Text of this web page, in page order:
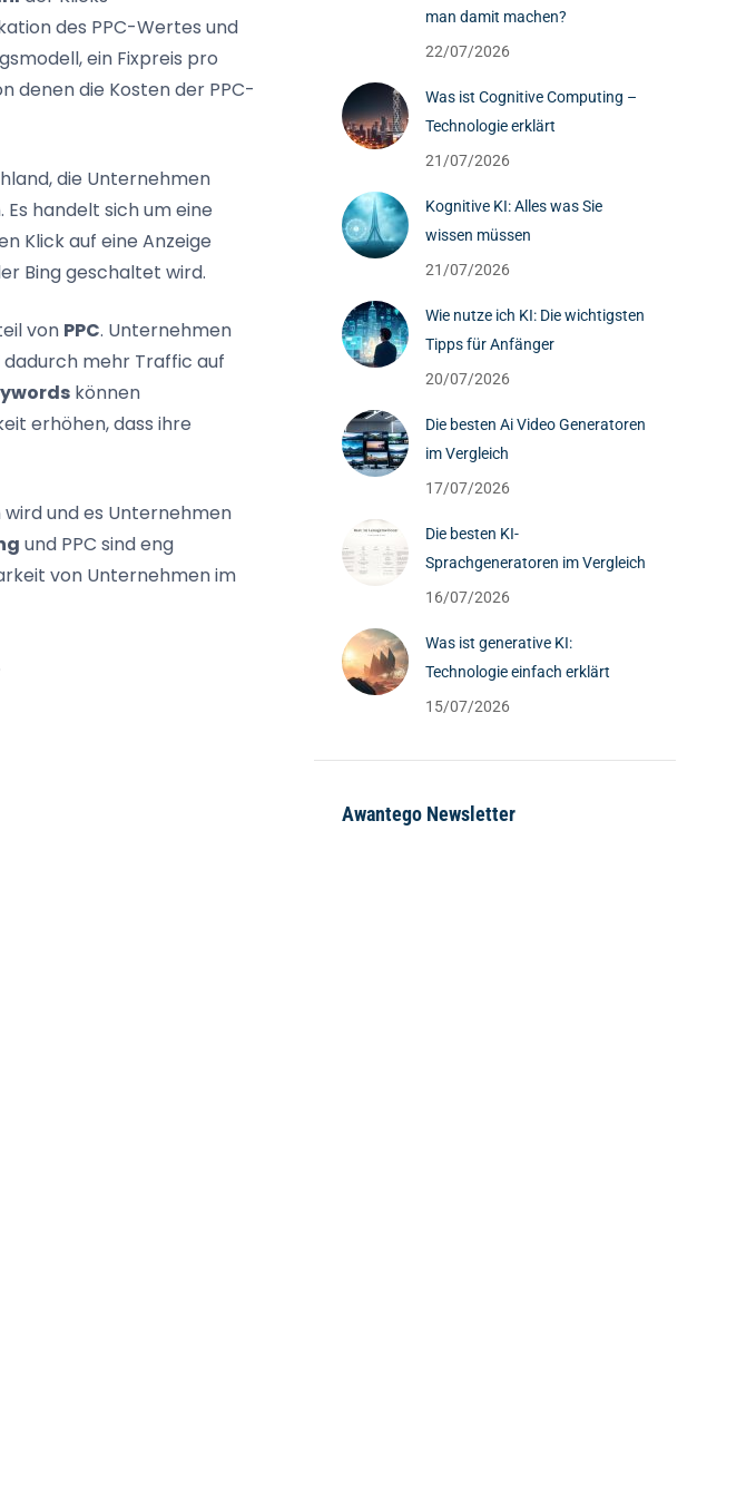
des PPC-Wertes und
ein Fixpreis pro
denen die Kosten der PPC-
die Unternehmen
handelt sich um eine
Klick auf eine Anzeige
Bing geschaltet wird.
von PPC. Unternehmen
dadurch mehr Traffic auf
können
erhöhen, dass ihre
und es Unternehmen
und PPC sind eng
von Unternehmen im
man damit machen?
22/07/2026
Was ist Cognitive Computing –
Technologie erklärt
21/07/2026
Kognitive KI: Alles was Sie
wissen müssen
21/07/2026
Wie nutze ich KI: Die wichtigsten
Tipps für Anfänger
20/07/2026
Die besten Ai Video Generatoren
im Vergleich
17/07/2026
Die besten KI-
Sprachgeneratoren im Vergleich
16/07/2026
Was ist generative KI:
Technologie einfach erklärt
15/07/2026
Awantego Newsletter